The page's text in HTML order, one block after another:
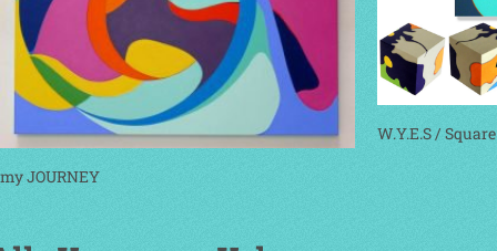
my JOURNEY
W.Y.E.S /